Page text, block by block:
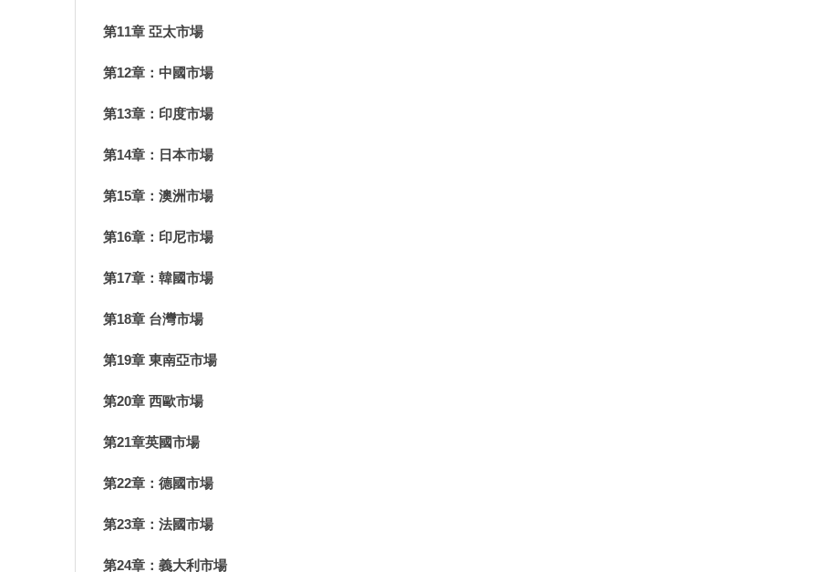
第11章 亞太市場
第12章：中國市場
第13章：印度市場
第14章：日本市場
第15章：澳洲市場
第16章：印尼市場
第17章：韓國市場
第18章 台灣市場
第19章 東南亞市場
第20章 西歐市場
第21章英國市場
第22章：德國市場
第23章：法國市場
第24章：義大利市場